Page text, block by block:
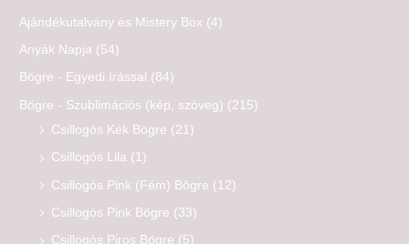
Ajándékutalvány és Mistery Box (4)
Anyák Napja (54)
Bögre - Egyedi írással (84)
Bögre - Szublimációs (kép, szöveg) (215)
Csillogós Kék Bögre (21)
Csillogós Lila (1)
Csillogós Pink (Fém) Bögre (12)
Csillogós Pink Bögre (33)
Csillogós Piros Bögre (5)